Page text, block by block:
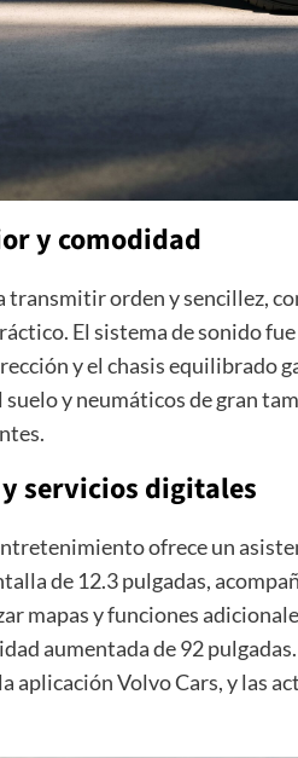
y comodidad
transmitir orden y sencillez,
El sistema de sonido
y el chasis equilibrado
y neumáticos de gran
servicios digitales
ofrece un
de 12.3 pulgadas,
mapas y funciones
aumentada de 92
aplicación Volvo Cars, y las